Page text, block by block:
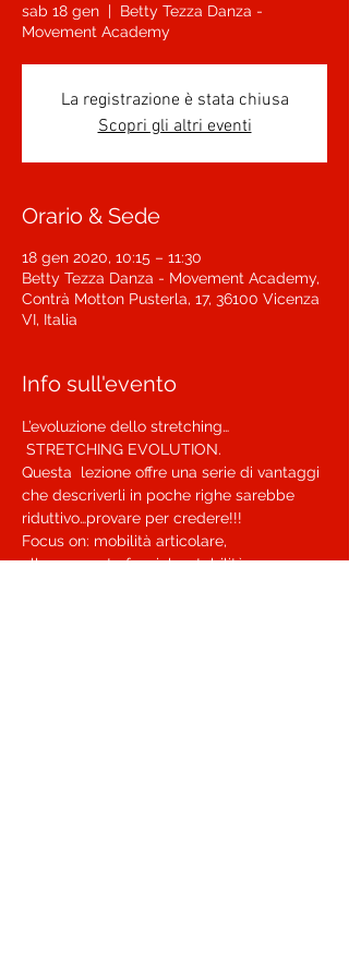
sab 18 gen
  |
Betty Tezza Danza -
Movement Academy
La registrazione è stata chiusa
Scopri gli altri eventi
Orario & Sede
18 gen 2020, 10:15 – 11:30
Betty Tezza Danza - Movement Academy,
Contrà Motton Pusterla, 17, 36100 Vicenza
VI, Italia
Info sull'evento
L’evoluzione dello stretching…
STRETCHING EVOLUTION.
Questa  lezione offre una serie di vantaggi
che descriverli in poche righe sarebbe
riduttivo…provare per credere!!!
Focus on: mobilità articolare,
allungamento fasciale, stabilità,